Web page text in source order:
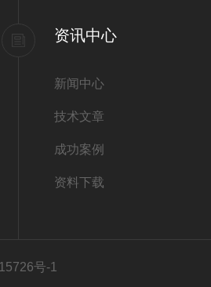
资讯中心
新闻中心
技术文章
成功案例
资料下载
号-1